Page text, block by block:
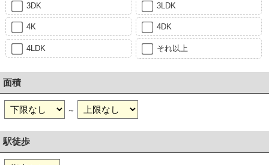
3DK 3LDK
4K 4DK
4LDK それ以上
面積
～
駅徒歩